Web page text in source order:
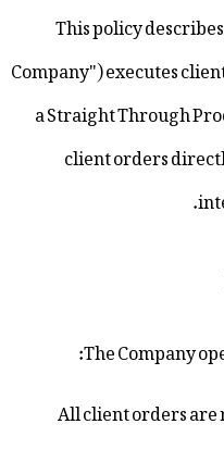
This
Company")
a Straight
client
The
All